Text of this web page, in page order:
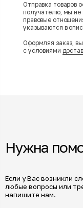
Отправка товаров
получателю, мы не
правовые
указываются в
Оформляя заказ,
с условиями
Нужна
Если у Вас возникли
любые вопросы или
напишите нам.